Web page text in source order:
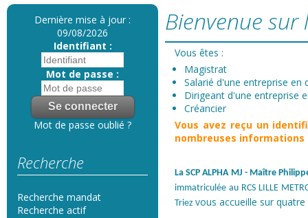
Dernière mise à jour :
09/08/2026
Identifiant :
Mot de passe :
Mot de passe oublié ?
Recherche
Recherche mandat
Recherche actif
Bienvenue sur
Vous êtes :
Magistrat
Salarié d'une entreprise en
Dirigeant d'une entreprise
Créancier
Vous avez reçu un
nombreuses
La SCP ALPHA MJ - Maître
immatriculée au RCS LILLE
Triez vous accueille sur quatre